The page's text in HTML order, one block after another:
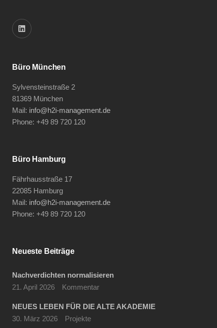
Büro München
Sylvensteinstraße 2
81369 München
Mail: info@h2i-management.de
Phone: +49 89 720 120
Büro Hamburg
Fährhausstraße 17
22085 Hamburg
Mail: info@h2i-management.de
Phone: +49 89 720 120
Neueste Beiträge
Nachverdichten normalisieren
21. April 2026
Kommentar
NEUES LEBEN FÜR DIE ALTE AKADEMIE
30. März 2026
Projekte